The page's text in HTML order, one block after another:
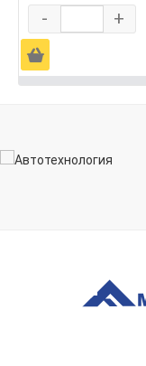
- +
Ä